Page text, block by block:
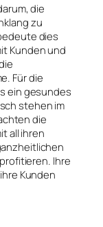
die
zu
dies
Kunden und
Für die
ein gesundes
stehen im
die
all ihren
Ihre
Kunden